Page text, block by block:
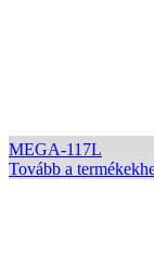
MEGA-117L
Tovább a